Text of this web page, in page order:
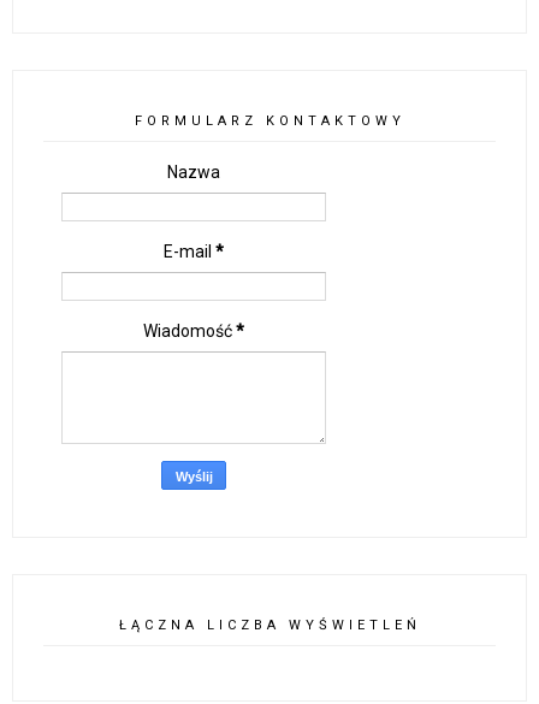
FORMULARZ KONTAKTOWY
Nazwa
E-mail *
Wiadomość*
ŁĄCZNA LICZBA WYŚWIETLEŃ